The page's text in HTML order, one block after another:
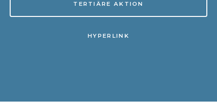
TERTIÄRE AKTION
HYPERLINK